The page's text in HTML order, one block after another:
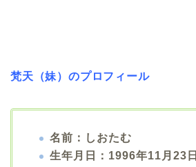
梵天（妹）のプロフィール
名前：しおたむ
生年月日：1996年11月23日